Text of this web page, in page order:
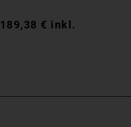
189,38 € inkl.